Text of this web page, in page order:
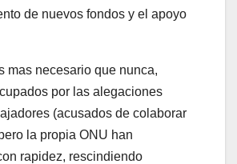
de nuevos fondos y el apoyo
mas necesario que nunca,
por las alegaciones
(acusados de colaborar
la propia ONU han
rapidez, rescindiendo